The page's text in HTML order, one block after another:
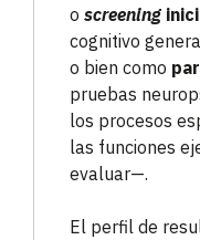
o screening
cognitivo
o bien como
pruebas
los procesos
las funciones
evaluar—.
El perfil de